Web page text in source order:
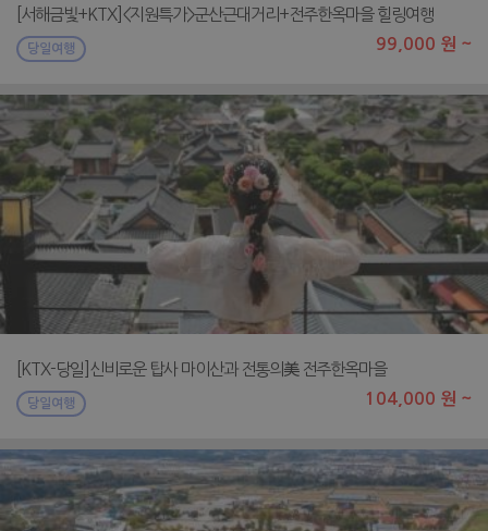
[서해금빛+KTX]<지원특가>군산근대거리+전주한옥마을 힐링여행
당일여행 99,000 원 ~
[KTX-당일]신비로운 탑사 마이산과 전통의美 전주한옥마을
당일여행 104,000 원 ~